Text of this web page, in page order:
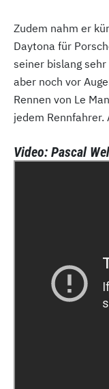
Zudem nahm er
Daytona für
seiner bislang
aber noch vor
Rennen von Le
jedem Rennfahrer.
Video: Pascal